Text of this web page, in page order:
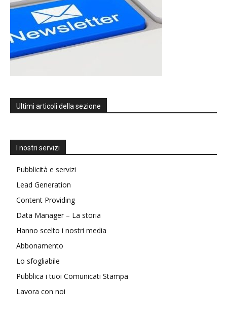
Ultimi articoli della sezione
I nostri servizi
Pubblicità e servizi
Lead Generation
Content Providing
Data Manager – La storia
Hanno scelto i nostri media
Abbonamento
Lo sfogliabile
Pubblica i tuoi Comunicati Stampa
Lavora con noi